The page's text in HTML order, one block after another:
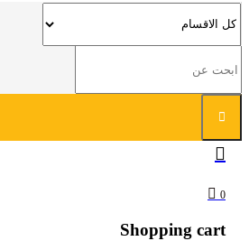
0
Shopping cart